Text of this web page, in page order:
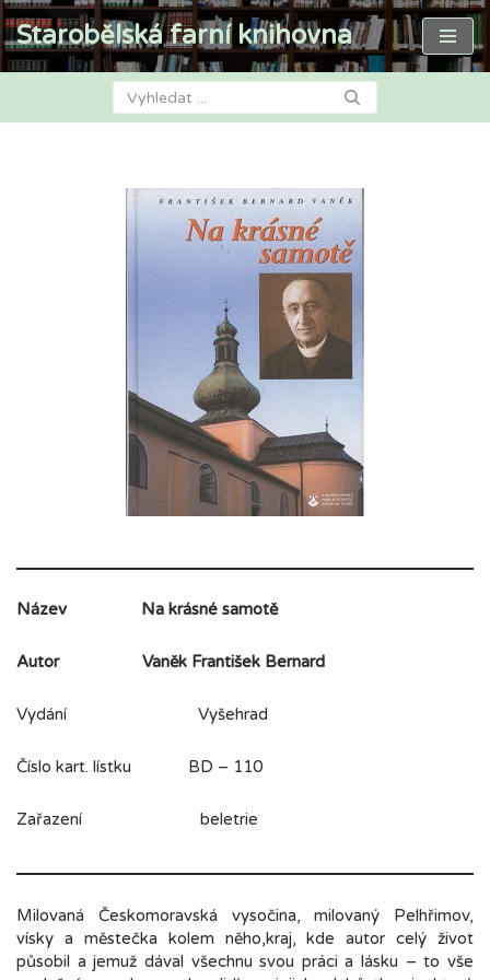
Přeskočit
Starobělská farní knihovna
Název Na krásné samotě
Autor Vaněk František Bernard
Vydání Vyšehrad
Číslo kart. lístku BD – 110
Zařazení beletrie
Milovaná Českomoravská vysočina, milovaný Pelhřimov,
vísky a městečka kolem něho,kraj, kde autor celý život
působil a jemuž dával všechnu svou práci a lásku – to vše